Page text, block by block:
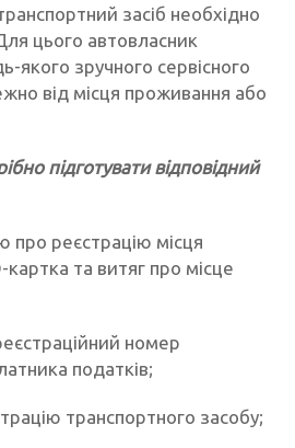
засіб необхідно
цього автовласник
якого зручного сервісного
від місця проживання або
підготувати відповідний
про реєстрацію місця
та витяг про місце
номер
податків;
транспортного засобу;